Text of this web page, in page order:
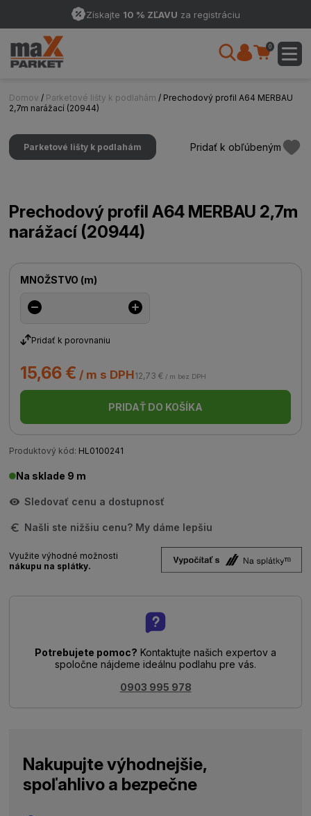
Získajte 10 % ZĽAVU za registráciu
0
Domov / Parketové lišty k podlahám / Prechodový profil A64 MERBAU
2,7m narážací (20944)
Parketové lišty k podlahám Pridať k obľúbeným
Prechodový profil A64 MERBAU 2,7m
narážací (20944)
MNOŽSTVO (m)
Pridať k porovnaniu
15,66 € / m s DPH12,73 € / m bez DPH
PRIDAŤ DO KOŠÍKA
Produktový kód: HL0100241
Na sklade 9 m
Sledovať cenu a dostupnosť
Našli ste nižšiu cenu? My dáme lepšiu
Využite výhodné možnosti
nákupu na splátky.
Potrebujete pomoc? Kontaktujte našich expertov a
spoločne nájdeme ideálnu podlahu pre vás.
0903 995 978
Nakupujte výhodnejšie,
spoľahlivo a bezpečne